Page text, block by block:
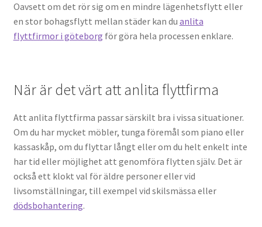
Oavsett om det rör sig om en mindre lägenhetsflytt eller
en stor bohagsflytt mellan städer kan du anlita
flyttfirmor i göteborg för göra hela processen enklare.
När är det värt att anlita flyttfirma
Att anlita flyttfirma passar särskilt bra i vissa situationer.
Om du har mycket möbler, tunga föremål som piano eller
kassaskåp, om du flyttar långt eller om du helt enkelt inte
har tid eller möjlighet att genomföra flytten själv. Det är
också ett klokt val för äldre personer eller vid
livsomställningar, till exempel vid skilsmässa eller
dödsbohantering.